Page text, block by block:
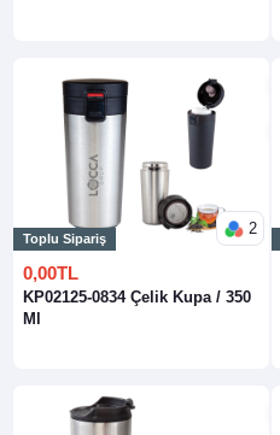
Toplu Sipariş
2
0,00TL
KP02125-0834 Çelik Kupa / 350
Ml